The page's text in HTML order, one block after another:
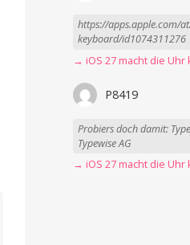
https://apps.apple.com/
keyboard/id1074311276
P8419
Probiers doch damit:
Typewise AG